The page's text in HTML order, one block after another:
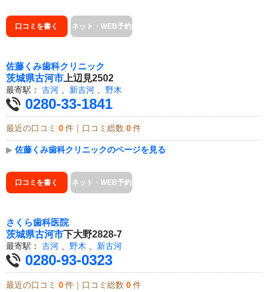
口コミを書く ネット・WEB予約
佐藤くみ歯科クリニック
茨城県古河市 上辺見2502
最寄駅： 古河 新古河 野木
0280-33-1841
最近の口コミ 0 件｜口コミ総数 0 件
▶ 佐藤くみ歯科クリニックのページを見る
口コミを書く ネット・WEB予約
さくら歯科医院
茨城県古河市下大野2828-7
最寄駅： 古河 、 野木 、 新古河
0280-93-0323
最近の口コミ 0 件｜口コミ総数 0 件